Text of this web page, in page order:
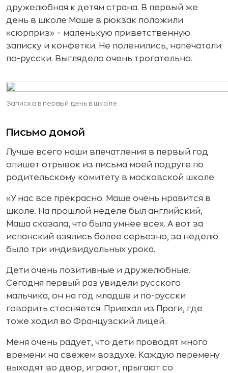
дружелюбная к детям страна. В первый же
день в школе Маше в рюкзак положили
«сюрприз» – маленькую приветственную
записку и конфетки. Не поленились, напечатали
по-русски. Выглядело очень трогательно.
Записка в первый день в школе
Письмо домой
Лучше всего наши впечатления в первый год
опишет отрывок из письма моей подруге по
родительскому комитету в московской школе:
«У нас все прекрасно. Маше очень нравится в
школе. На прошлой неделе был английский,
Маша сказала, что была умнее всех. А вот за
испанский взялись более серьезно, за неделю
было три индивидуальных урока.
Дети очень позитивные и дружелюбные.
Сегодня первый раз увидели русского
мальчика, он на год младше и по-русски
говорить стесняется. Приехал из Праги, где
тоже ходил во Французский лицей.
Меня очень радует, что дети проводят много
времени на свежем воздухе. Каждую перемену
выходят во двор, играют, прыгают со